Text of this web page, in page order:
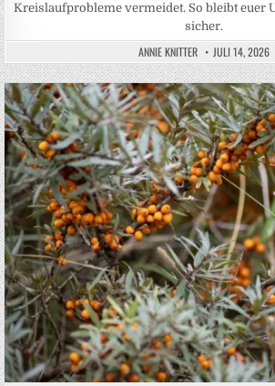
Kreislaufprobleme vermeidet. So bleibt euer
sicher.
ANNIE KNITTER JULI 14, 2026
Posted in